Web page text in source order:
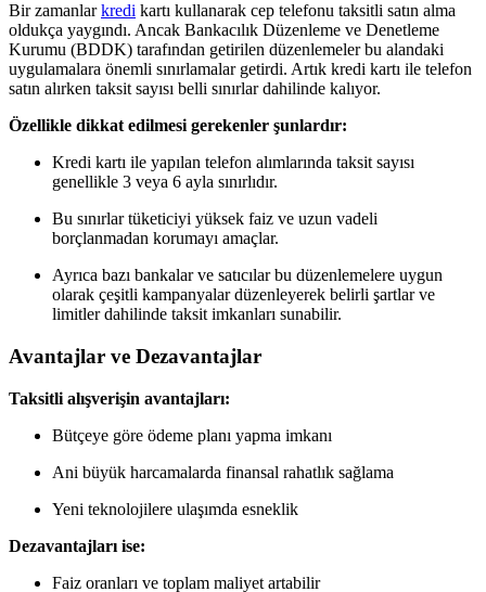
Bir zamanlarkredi kartı kullanarak cep telefonu taksitli satın alma
oldukça yaygındı. Ancak Bankacılık Düzenleme ve Denetleme
Kurumu (BDDK) tarafından getirilen düzenlemeler bu alandaki
uygulamalara önemli sınırlamalar getirdi. Artık kredi kartı ile telefon
satın alırken taksit sayısı belli sınırlar dahilinde kalıyor.
Özellikle dikkat edilmesi gerekenler şunlardır:
Kredi kartı ile yapılan telefon alımlarında taksit sayısı
genellikle 3 veya 6 ayla sınırlıdır.
Bu sınırlar tüketiciyi yüksek faiz ve uzun vadeli
borçlanmadan korumayı amaçlar.
Ayrıca bazı bankalar ve satıcılar bu düzenlemelere uygun
olarak çeşitli kampanyalar düzenleyerek belirli şartlar ve
limitler dahilinde taksit imkanları sunabilir.
Avantajlar ve Dezavantajlar
Taksitli alışverişin avantajları:
Bütçeye göre ödeme planı yapma imkanı
Ani büyük harcamalarda finansal rahatlık sağlama
Yeni teknolojilere ulaşımda esneklik
Dezavantajları ise:
Faiz oranları ve toplam maliyet artabilir